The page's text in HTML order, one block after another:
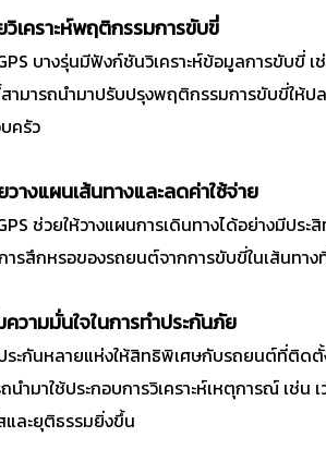
วิเคราะห์พฤติกรรมการขับขี่
บางรุ่นมีฟังก์ชันวิเคราะห์ข้อมูลการขับขี่
สามารถนำมาปรับปรุงพฤติกรรมการขับขี่ให้
ครัว
วางแผนเส้นทางและลดค่าใช้จ่าย
ช่วยให้วางแผนการเดินทางได้อย่างมีป
รสึกหรอของรถยนต์จากการขับขี่ในเส้นทาง
ความมั่นใจในการทำประกันภัย
ะกันหลายแห่งให้สิทธิพิเศษกับรถยนต์ที่ติดตั้
นำมาใช้ประกอบการวิเคราะห์เหตุการณ์ เ
และยุติธรรมยิ่งขึ้น